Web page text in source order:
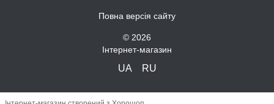
Повна версія сайту
© 2026
Інтернет-магазин
UA RU